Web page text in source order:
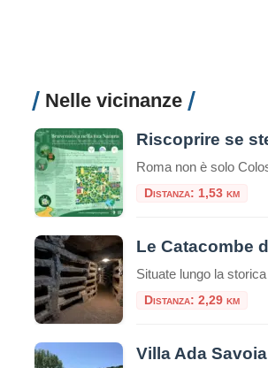
Nelle vicinanze
Distanza: 1,53 km
Distanza: 2,29 km
Villa Ada Savoia